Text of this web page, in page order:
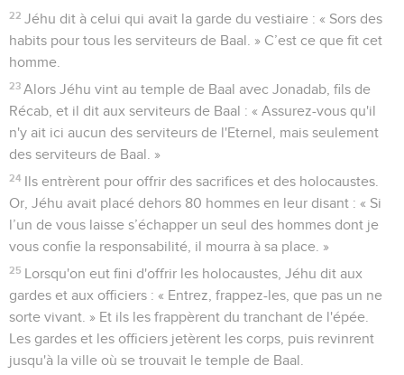
22 Jéhu dit à celui qui avait la garde du vestiaire : « Sors des
habits pour tous les serviteurs de Baal. » C’est ce que fit cet
homme.
23 Alors Jéhu vint au temple de Baal avec Jonadab, fils de
Récab, et il dit aux serviteurs de Baal : « Assurez-vous qu'il
n'y ait ici aucun des serviteurs de l'Eternel, mais seulement
des serviteurs de Baal. »
24 Ils entrèrent pour offrir des sacrifices et des holocaustes.
Or, Jéhu avait placé dehors 80 hommes en leur disant : « Si
l’un de vous laisse s’échapper un seul des hommes dont je
vous confie la responsabilité, il mourra à sa place. »
25 Lorsqu'on eut fini d'offrir les holocaustes, Jéhu dit aux
gardes et aux officiers : « Entrez, frappez-les, que pas un ne
sorte vivant. » Et ils les frappèrent du tranchant de l'épée.
Les gardes et les officiers jetèrent les corps, puis revinrent
jusqu'à la ville où se trouvait le temple de Baal.